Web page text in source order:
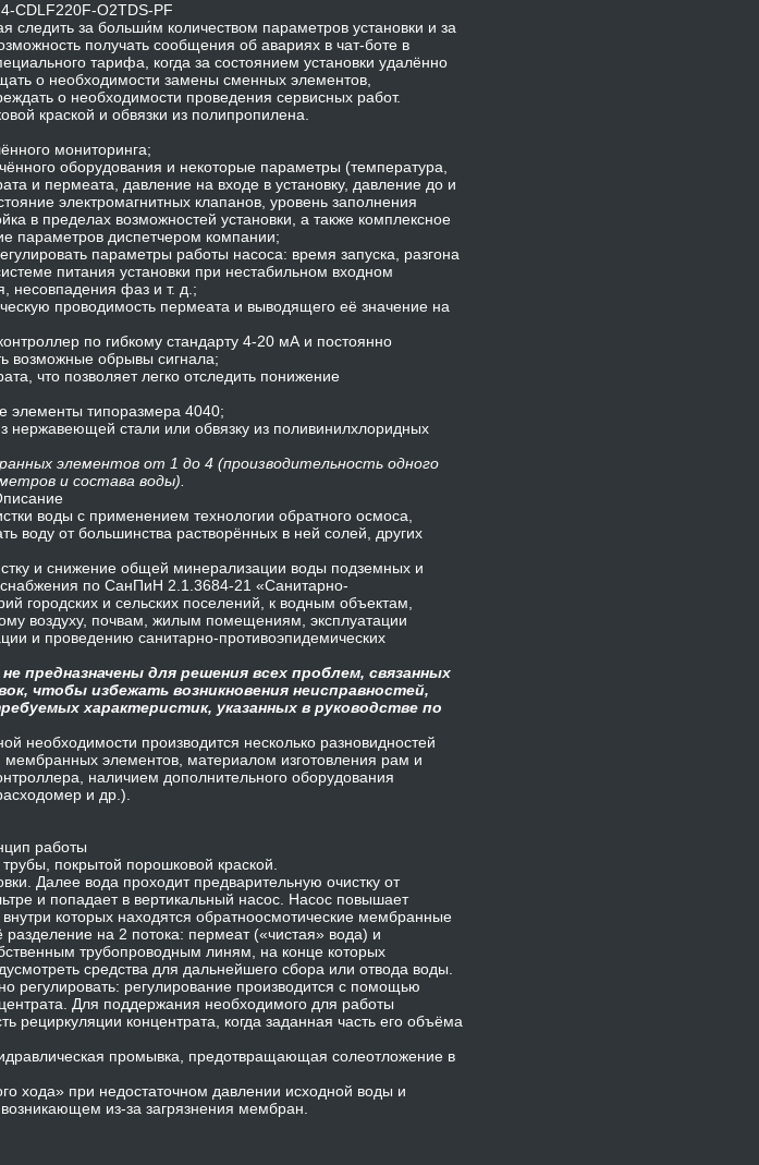
CDLF220F-O2TDS-PF
за больши́м количеством параметров установки и за
получать сообщения об авариях в чат-боте в
тарифа, когда за состоянием установки удалённо
о необходимости замены сменных элементов,
о необходимости проведения сервисных работ.
краской и обвязки из полипропилена.
мониторинга;
оборудования и некоторые параметры (температура,
и пермеата, давление на входе в установку, давление до и
электромагнитных клапанов, уровень заполнения
в пределах возможностей установки, а также комплексное
параметров диспетчером компании;
параметры работы насоса: время запуска, разгона
питания установки при нестабильном входном
несовпадения фаз и т. д.;
проводимость пермеата и выводящего её значение на
по гибкому стандарту 4-20 мА и постоянно
возможные обрывы сигнала;
что позволяет легко отследить понижение
элементы типоразмера 4040;
нержавеющей стали или обвязку из поливинилхлоридных
элементов от 1 до 4 (производительность одного
и состава воды).
воды с применением технологии обратного осмоса,
от большинства растворённых в ней солей, других
и снижение общей минерализации воды подземных и
по СанПиН 2.1.3684-21 «Санитарно-
городских и сельских поселений, к водным объектам,
воздуху, почвам, жилым помещениям, эксплуатации
и проведению санитарно-противоэпидемических
предназначены для решения всех проблем, связанных
чтобы избежать возникновения неисправностей,
характеристик, указанных в руководстве по
необходимости производится несколько разновидностей
элементов, материалом изготовления рам и
наличием дополнительного оборудования
и др.).
работы
покрытой порошковой краской.
Далее вода проходит предварительную очистку от
и попадает в вертикальный насос. Насос повышает
которых находятся обратноосмотические мембранные
на 2 потока: пермеат («чистая» вода) и
трубопроводным линям, на конце которых
средства для дальнейшего сбора или отвода воды.
регулирование производится с помощью
Для поддержания необходимого для работы
рециркуляции концентрата, когда заданная часть его объёма
промывка, предотвращающая солеотложение в
хода» при недостаточном давлении исходной воды и
из-за загрязнения мембран.